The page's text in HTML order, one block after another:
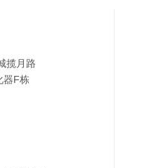
揽月路
F栋